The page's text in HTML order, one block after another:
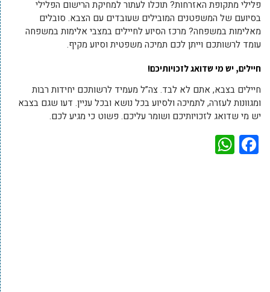
פלילי מתקופת האזרחות? תוכלו לעתור למחיקת הרישום הפלילי
בסיועם של המשפטנים המובילים שעובדים עם הצבא. סובלים
מאלימות במשפחה? מרכז הסיוע לחיילים במצבי אלימות במשפחה
עומד לרשותכם וייתן לכם תמיכה משפטית וסיוע מקיף.
חיילים, יש מי שדואג לזכויותיכם!
חיילים בצבא, אתם לא לבד. צה”ל מעמיד לרשותכם יחידות רבות
ומגוונות לעזרה, לתמיכה ולסיוע בכל נושא ובכל עניין. דעו שגם בצבא
יש מי שדואג לזכויותיכם ושומר עליכם. פשוט כי מגיע לכם.
Facebook